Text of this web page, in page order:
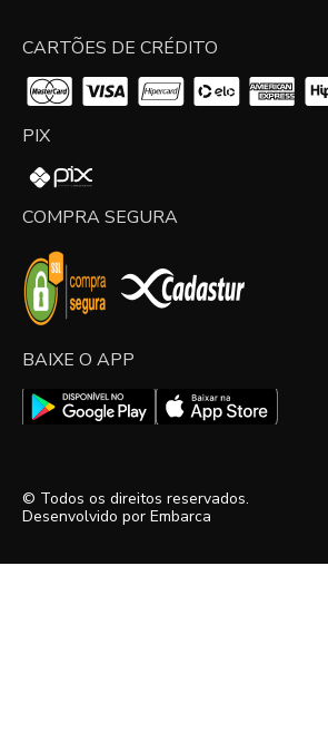
CARTÕES DE CRÉDITO
PIX
COMPRA SEGURA
BAIXE O APP
© Todos os direitos reservados.
Desenvolvido por Embarca